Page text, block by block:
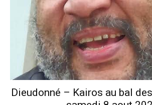
Dieudonné – Kairos au bal